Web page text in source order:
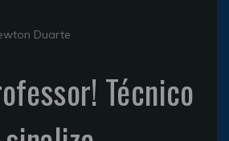
Duarte
Técnico